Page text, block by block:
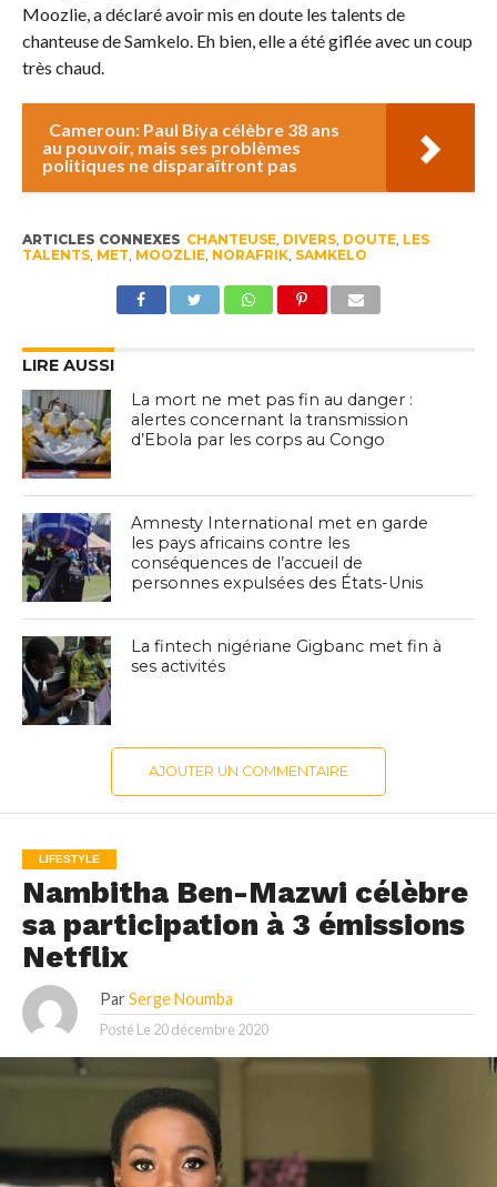
Moozlie, a déclaré avoir mis en doute les talents de
chanteuse de Samkelo. Eh bien, elle a été giflée avec un coup
très chaud.
Cameroun: Paul Biya célèbre 38 ans
au pouvoir, mais ses problèmes
politiques ne disparaîtront pas
ARTICLES CONNEXES CHANTEUSE, DIVERS, DOUTE, LES
TALENTS, MET, MOOZLIE, NORAFRIK, SAMKELO
LIRE AUSSI
La mort ne met pas fin au danger :
alertes concernant la transmission
d’Ebola par les corps au Congo
Amnesty International met en garde
les pays africains contre les
conséquences de l’accueil de
personnes expulsées des États-Unis
La fintech nigériane Gigbanc met fin à
ses activités
AJOUTER UN COMMENTAIRE
LIFESTYLE
Nambitha Ben-Mazwi célèbre
sa participation à 3 émissions
Netflix
Par Serge Noumba
Posté Le 20 décembre 2020